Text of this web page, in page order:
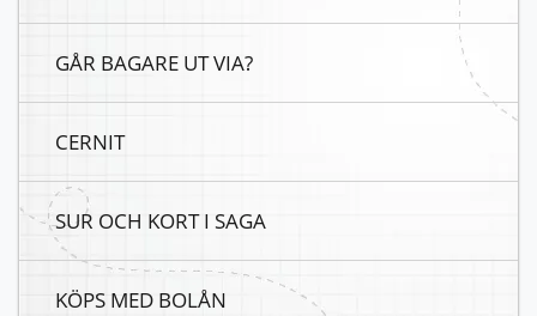
GÅR BAGARE UT VIA?
CERNIT
SUR OCH KORT I SAGA
KÖPS MED BOLÅN